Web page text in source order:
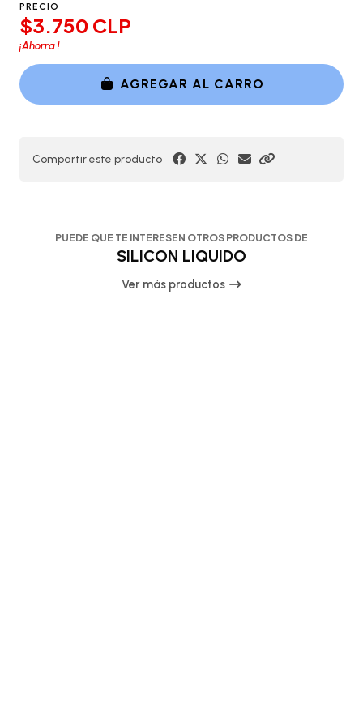
PRECIO
$3.750 CLP
¡Ahorra!
AGREGAR AL CARRO
Compartir este producto
PUEDE QUE TE INTERESEN OTROS PRODUCTOS DE
SILICON LIQUIDO
Ver más productos